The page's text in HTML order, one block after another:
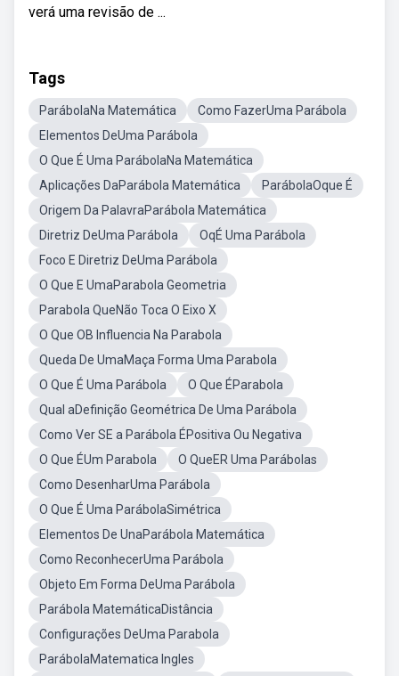
verá uma revisão de ...
Tags
ParábolaNa Matemática
Como FazerUma Parábola
Elementos DeUma Parábola
O Que É Uma ParábolaNa Matemática
Aplicações DaParábola Matemática
ParábolaOque É
Origem Da PalavraParábola Matemática
Diretriz DeUma Parábola
OqÉ Uma Parábola
Foco E Diretriz DeUma Parábola
O Que E UmaParabola Geometria
Parabola QueNão Toca O Eixo X
O Que OB Influencia Na Parabola
Queda De UmaMaça Forma Uma Parabola
O Que É Uma Parábola
O Que ÉParabola
Qual aDefinição Geométrica De Uma Parábola
Como Ver SE a Parábola ÉPositiva Ou Negativa
O Que ÉUm Parabola
O QueER Uma Parábolas
Como DesenharUma Parábola
O Que É Uma ParábolaSimétrica
Elementos De UnaParábola Matemática
Como ReconhecerUma Parábola
Objeto Em Forma DeUma Parábola
Parábola MatemáticaDistância
Configurações DeUma Parabola
ParábolaMatematica Ingles